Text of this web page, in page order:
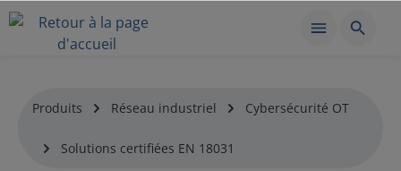
Produits Réseau industriel Cybersécurité OT
Solutions certifiées EN 18031